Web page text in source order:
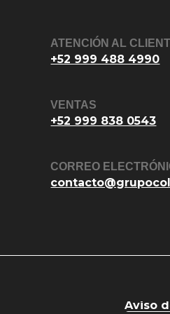
ATENCIÓN AL
+52 999 488 4990
VENTAS
+52 999 838 0543
CORREO
Aviso